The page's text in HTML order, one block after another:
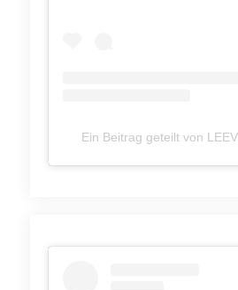
Ein Beitrag geteilt von